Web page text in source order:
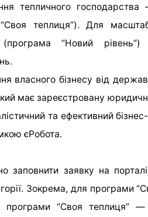
тепличного
теплиця”). Для
(програма “Новий
власного бізнесу від
має зареєстровану
та ефективний
єРобота.
заповнити заявку на
Зокрема, для програми
“Своя теплиця” —